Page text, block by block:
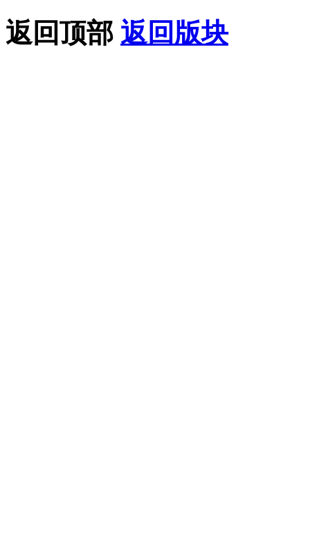
返回顶部 返回版块